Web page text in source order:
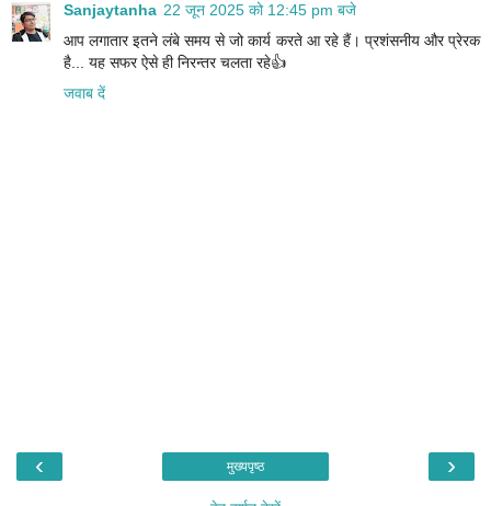
Sanjaytanha 22 जून 2025 को 12:45 pm बजे
आप लगातार इतने लंबे समय से जो कार्य करते आ रहे हैं। प्रशंसनीय और प्रेरक
है... यह सफर ऐसे ही निरन्तर चलता रहे👍
जवाब दें
‹ ›
मुख्यपृष्ठ